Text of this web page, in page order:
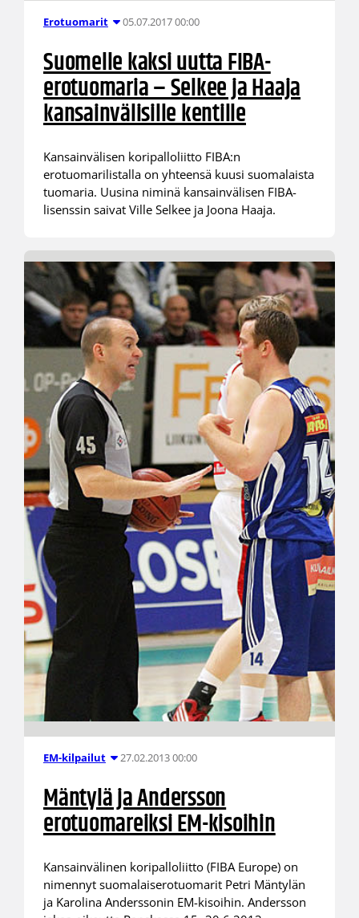
Erotuomarit 05.07.2017 00:00
Suomelle kaksi uutta FIBA-
erotuomaria – Selkee ja Haaja
kansainvälisille kentille
Kansainvälisen koripalloliitto FIBA:n
erotuomarilistalla on yhteensä kuusi suomalaista
tuomaria. Uusina niminä kansainvälisen FIBA-
lisenssin saivat Ville Selkee ja Joona Haaja.
EM-kilpailut 27.02.2013 00:00
Mäntylä ja Andersson
erotuomareiksi EM-kisoihin
Kansainvälinen koripalloliitto (FIBA Europe) on
nimennyt suomalaiserotuomarit Petri Mäntylän
ja Karolina Anderssonin EM-kisoihin. Andersson